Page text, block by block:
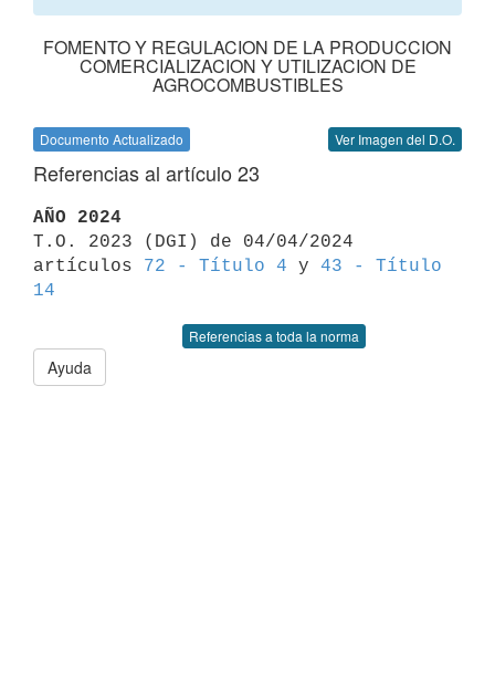
FOMENTO Y REGULACION DE LA PRODUCCION
COMERCIALIZACION Y UTILIZACION DE
AGROCOMBUSTIBLES
Documento Actualizado Ver Imagen del D.O.
Referencias al artículo 23
AÑO 2024
T.O. 2023 (DGI) de 04/04/2024
artículos 72 - Título 4 y 43 - Título
14
Referencias a toda la norma
Ayuda